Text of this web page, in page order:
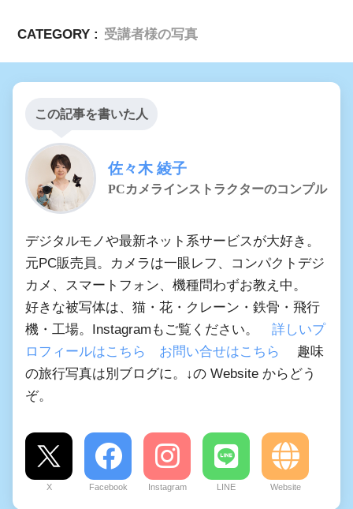
CATEGORY : 受講者様の写真
この記事を書いた人
佐々木 綾子
PCカメラインストラクターのコンプル
デジタルモノや最新ネット系サービスが大好き。
元PC販売員。カメラは一眼レフ、コンパクトデジ
カメ、スマートフォン、機種問わずお教え中。
好きな被写体は、猫・花・クレーン・鉄骨・飛行
機・工場。Instagramもご覧ください。 詳しいプ
ロフィールはこちら
お問い合せはこちら
趣味
の旅行写真は別ブログに。↓の Website からどう
ぞ。
X Facebook Instagram LINE Website